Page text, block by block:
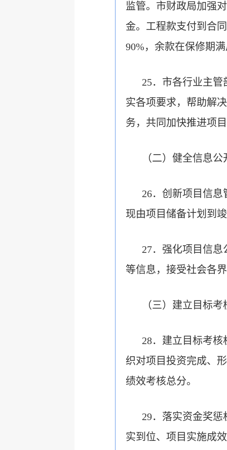
监管。市财政局加强
金。工程款支付到合
90%，余款在保修期
25．市各行业主
实各项要求，帮助解
务，共同加快推进项
（二）健全信息
26．创新项目信
现由项目储备计划到
27．强化项目信
等信息，接受社会各
（三）建立目标
28．建立目标考
织对项目投资完成、
绩效考核总分。
29．落实资金奖
实到位、项目实施成